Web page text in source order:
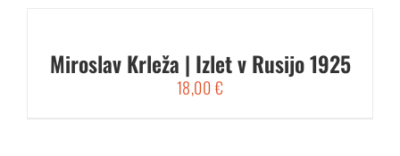
Miroslav Krleža | Izlet v Rusijo 1925
18,00€